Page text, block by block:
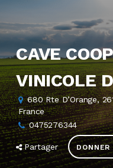
CAVE
VINICOLE
680 Rte D’Orange,
France
0475276344
Partager